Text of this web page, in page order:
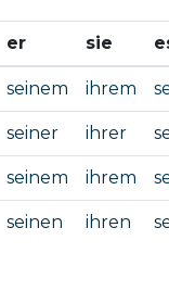
er sie
seinem ihrem
seiner ihrer
seinem ihrem
seinen ihren